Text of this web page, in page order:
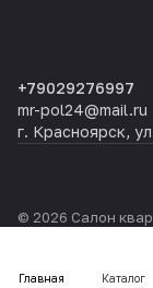
Главная Каталог
+79029276997
mr-pol24@mail.ru
г. Красноярск,
© 2026 Салон